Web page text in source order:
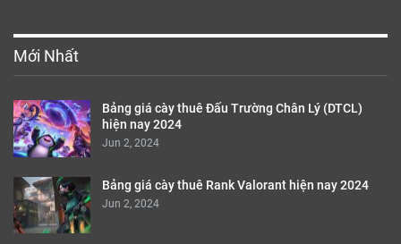
Mới Nhất
Bảng giá cày thuê Đấu Trường Chân Lý (DTCL)
hiện nay 2024
Jun 2, 2024
Bảng giá cày thuê Rank Valorant hiện nay 2024
Jun 2, 2024